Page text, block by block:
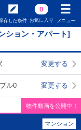
存した条件
0
お気に入り メニュー
ション・アパート]
変更する
ル0 変更する
物件動画を公開中！
マンション